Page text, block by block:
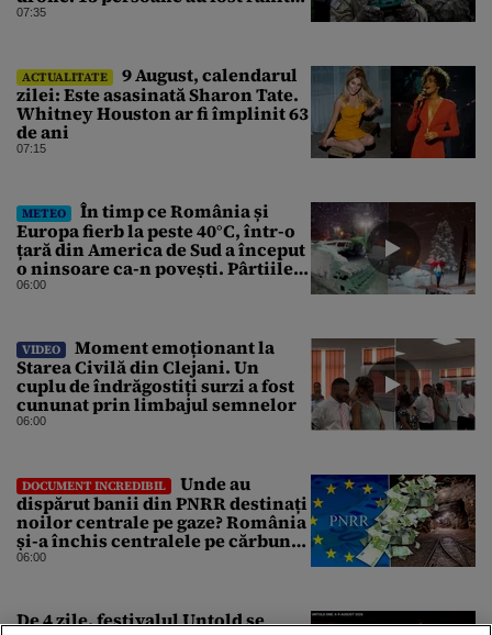
și mai multe clădiri, incendiate
07:35
ACTUALITATE
9 August, calendarul
zilei: Este asasinată Sharon Tate.
Whitney Houston ar fi împlinit 63
de ani
07:15
METEO
În timp ce România și
Europa fierb la peste 40°C, într-o
țară din America de Sud a început
o ninsoare ca-n povești. Pârtiile
s-au umplut de schiori
06:00
VIDEO
Moment emoționant la
Starea Civilă din Clejani. Un
cuplu de îndrăgostiți surzi a fost
cununat prin limbajul semnelor
06:00
DOCUMENT INCREDIBIL
Unde au
dispărut banii din PNRR destinați
noilor centrale pe gaze? România
și-a închis centralele pe cărbune
în ritm galopant, dar nu a pus
06:00
De 4 zile, festivalul Untold se